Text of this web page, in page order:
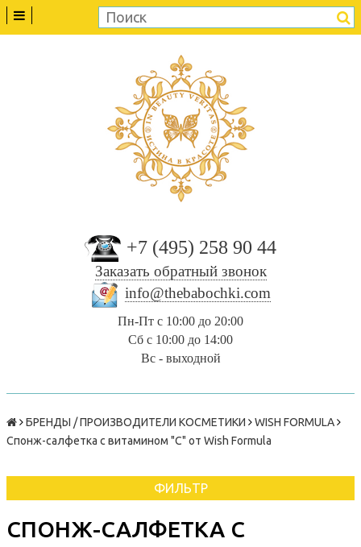
+7 (495) 258 90 44
Заказать обратный звонок
info@thebabochki.com
Пн-Пт с 10:00 до 20:00
Сб с 10:00 до 14:00
Вс - выходной
БРЕНДЫ / ПРОИЗВОДИТЕЛИ КОСМЕТИКИ
WISH FORMULA
Спонж-салфетка с витамином "С" от Wish Formula
ФИЛЬТР
СПОНЖ-САЛФЕТКА С